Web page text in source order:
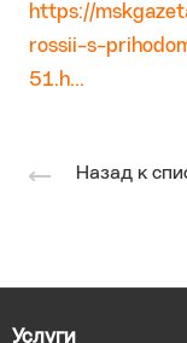
https://
rossii-s-
51.h...
Назад к
Услуги